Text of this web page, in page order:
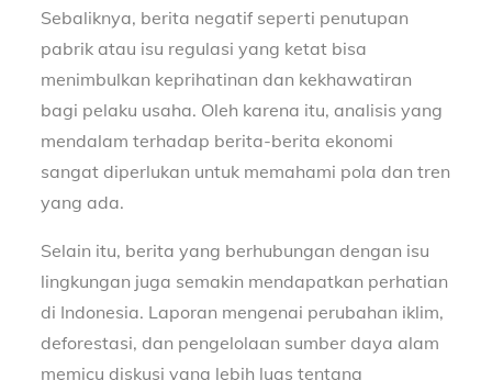
Sebaliknya, berita negatif seperti penutupan
pabrik atau isu regulasi yang ketat bisa
menimbulkan keprihatinan dan kekhawatiran
bagi pelaku usaha. Oleh karena itu, analisis yang
mendalam terhadap berita-berita ekonomi
sangat diperlukan untuk memahami pola dan tren
yang ada.
Selain itu, berita yang berhubungan dengan isu
lingkungan juga semakin mendapatkan perhatian
di Indonesia. Laporan mengenai perubahan iklim,
deforestasi, dan pengelolaan sumber daya alam
memicu diskusi yang lebih luas tentang